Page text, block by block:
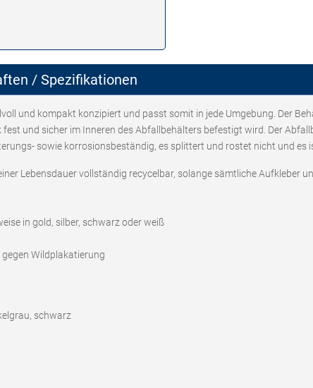
/ Spezifikationen
und kompakt konzipiert und passt somit in jede Umgebung. Der
und sicher im Inneren des Abfallbehälters befestigt wird. Der
sowie korrosionsbeständig, es splittert und rostet nicht und es
Lebensdauer vollständig recycelbar, solange sämtliche Aufkleber
in gold, silber, schwarz oder weiß
Wildplakatierung
schwarz